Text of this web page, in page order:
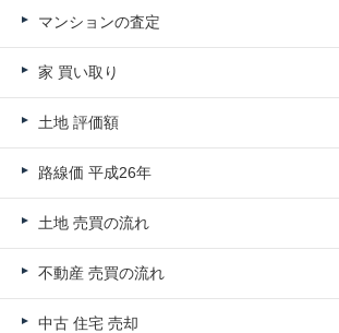
マンションの査定
家 買い取り
土地 評価額
路線価 平成26年
土地 売買の流れ
不動産 売買の流れ
中古 住宅 売却